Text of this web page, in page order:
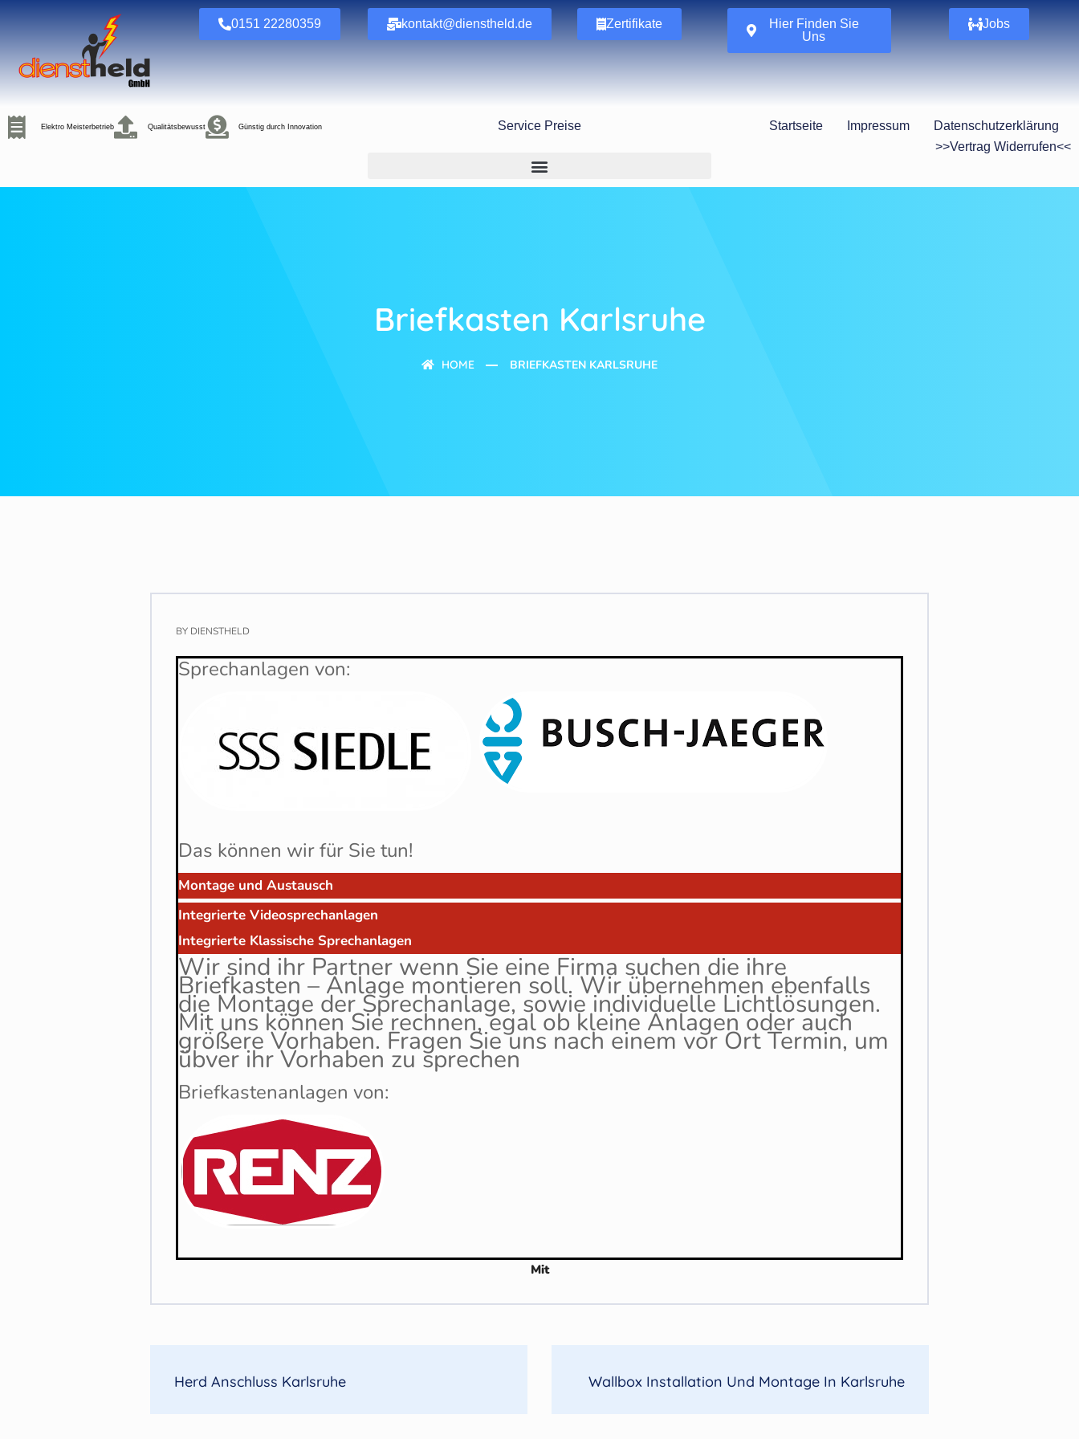
0151 22280359 kontakt@dienstheld.de Zertifikate
Hier Finden Sie
Uns
Jobs
Elektro Meisterbetrieb Qualitätsbewusst Günstig durch Innovation Service Preise Startseite Impressum
Datenschutzerklärung
>>Vertrag Widerrufen<<
Briefkasten Karlsruhe
HOME BRIEFKASTEN KARLSRUHE
BY DIENSTHELD
Sprechanlagen von:
Das können wir für Sie tun!
Montage und Austausch
Integrierte Videosprechanlagen
Integrierte Klassische Sprechanlagen
Wir sind ihr Partner wenn Sie eine Firma suchen die ihre
Briefkasten – Anlage montieren soll. Wir übernehmen ebenfalls
die Montage der Sprechanlage, sowie individuelle Lichtlösungen.
Mit uns können Sie rechnen, egal ob kleine Anlagen oder auch
größere Vorhaben. Fragen Sie uns nach einem vor Ort Termin, um
übver ihr Vorhaben zu sprechen
Briefkastenanlagen von:
Mit
Herd Anschluss Karlsruhe Wallbox Installation Und Montage In Karlsruhe